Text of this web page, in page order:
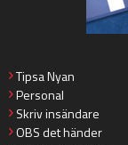
Tipsa Nyan
Personal
Skriv insändare
OBS det händer